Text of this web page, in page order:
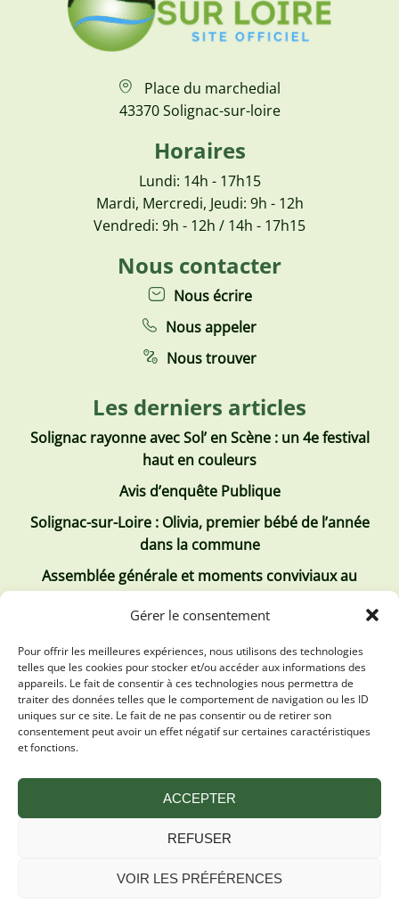
Gérer le consentement
Pour offrir les meilleures expériences, nous utilisons des technologies
telles que les cookies pour stocker et/ou accéder aux informations des
appareils. Le fait de consentir à ces technologies nous permettra de
traiter des données telles que le comportement de navigation ou les ID
uniques sur ce site. Le fait de ne pas consentir ou de retirer son
consentement peut avoir un effet négatif sur certaines caractéristiques
et fonctions.
ACCEPTER
REFUSER
VOIR LES PRÉFÉRENCES
Place du marchedial
43370 Solignac-sur-loire
Horaires
Lundi: 14h - 17h15
Mardi, Mercredi, Jeudi: 9h - 12h
Vendredi: 9h - 12h / 14h - 17h15
Nous contacter
Nous écrire
Nous appeler
Nous trouver
Les derniers articles
Solignac rayonne avec Sol’ en Scène : un 4e festival
haut en couleurs
Avis d’enquête Publique
Solignac-sur-Loire : Olivia, premier bébé de l’année
dans la commune
Assemblée générale et moments conviviaux au
Club Tous ensemble
Les derniers comptes rendus
Conseil municipal 2 juillet 2026
Conseil Municipal du 30 avril 2026